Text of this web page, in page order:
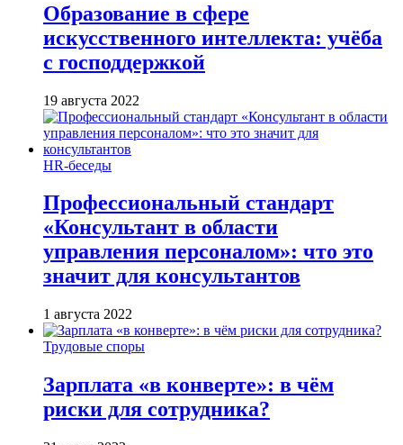
Образование в сфере
искусственного интеллекта: учёба
с господдержкой
19 августа 2022
HR-беседы
Профессиональный стандарт
«Консультант в области
управления персоналом»: что это
значит для консультантов
1 августа 2022
Трудовые споры
Зарплата «в конверте»: в чём
риски для сотрудника?